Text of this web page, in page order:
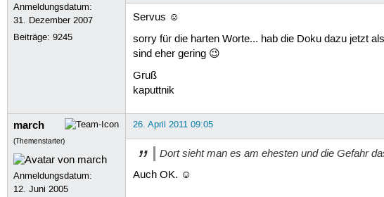
Anmeldungsdatum:
31. Dezember 2007
Beiträge:9245
Servus ☺
sorry für die harten Worte... hab die Doku dazu jetzt
sind eher gering 😉
Gruß
kaputtnik
march
(Themenstarter)
Anmeldungsdatum:
12. Juni 2005
26. April 2011 09:05
Dort sieht man es am ehesten und die Gefahr
Auch OK. ☺